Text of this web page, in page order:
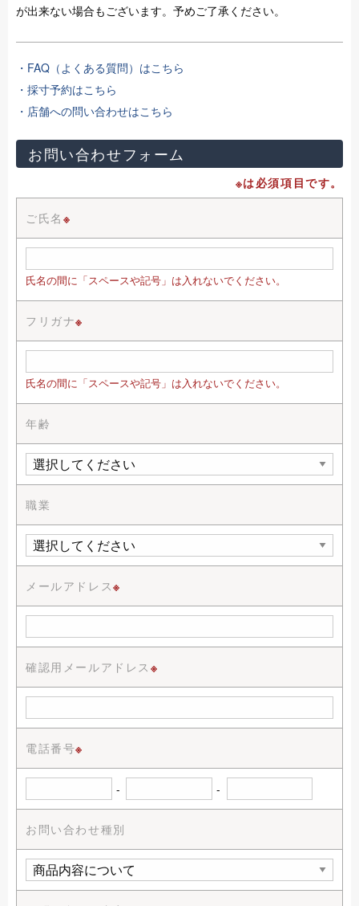
が出来ない場合もございます。予めご了承ください。
・FAQ（よくある質問）はこちら
・採寸予約はこちら
・店舗への問い合わせはこちら
お問い合わせフォーム
※は必須項目です。
ご氏名 ※
氏名の間に「スペースや記号」は入れないでください。
フリガナ※
氏名の間に「スペースや記号」は入れないでください。
年齢
職業
メールアドレス※
確認用メールアドレス ※
電話番号※
- -
お問い合わせ種別